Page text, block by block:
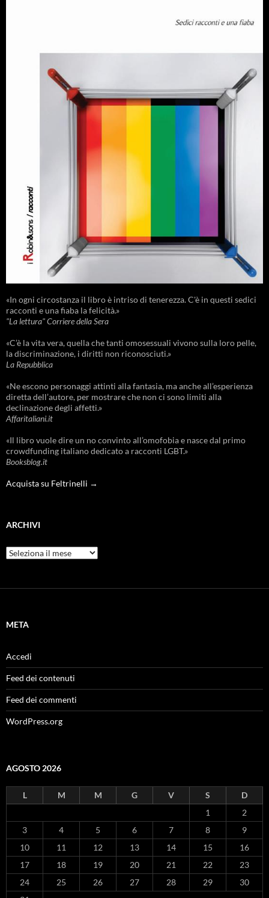
«In ogni circostanza il libro è intriso di tenerezza. C'è in questi sedici
racconti e una fiaba la felicità.»
"La lettura" Corriere della Sera
«C’è la vita vera, quella che tanti omosessuali vivono sulla loro pelle,
la discriminazione, i diritti non riconosciuti.»
La Repubblica
«Ne escono personaggi attinti alla fantasia, ma anche all’esperienza
diretta dell’autore, per mostrare che non ci sono limiti alla
declinazione degli affetti.»
Affaritaliani.it
«Il libro vuole dire un no convinto all’omofobia e nasce dal primo
crowdfunding italiano dedicato a racconti LGBT.»
Booksblog.it
Acquista su Feltrinelli →
ARCHIVI
Archivi
META
Accedi
Feed dei contenuti
Feed dei commenti
WordPress.org
AGOSTO 2026
L M M G V S
D
1
2
3
4 5 6 7 8
9
10
11 12 13 14 15
16
17
18 19 20 21 22
23
24
25 26 27 28 29
30